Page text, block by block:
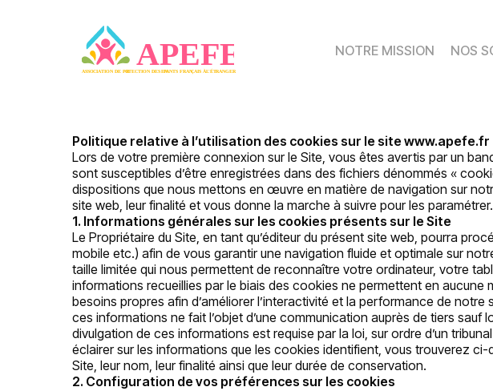
NOTRE MISSION NOS
Politique relative à l’utilisation des cookies sur le site www.apefe.fr
Lors de votre première connexion sur le Site, vous êtes avertis par un
sont susceptibles d’être enregistrées dans des fichiers dénommés «
dispositions que nous mettons en œuvre en matière de navigation sur
site web, leur finalité et vous donne la marche à suivre pour les paramétrer.
1. Informations générales sur les cookies présents sur le Site
Le Propriétaire du Site, en tant qu’éditeur du présent site web, pourra
mobile etc.) afin de vous garantir une navigation fluide et optimale sur
taille limitée qui nous permettent de reconnaître votre ordinateur, votre
informations recueillies par le biais des cookies ne permettent en
besoins propres afin d’améliorer l’interactivité et la performance de
ces informations ne fait l’objet d’une communication auprès de tiers
divulgation de ces informations est requise par la loi, sur ordre d’un
éclairer sur les informations que les cookies identifient, vous trouverez
Site, leur nom, leur finalité ainsi que leur durée de conservation.
2. Configuration de vos préférences sur les cookies